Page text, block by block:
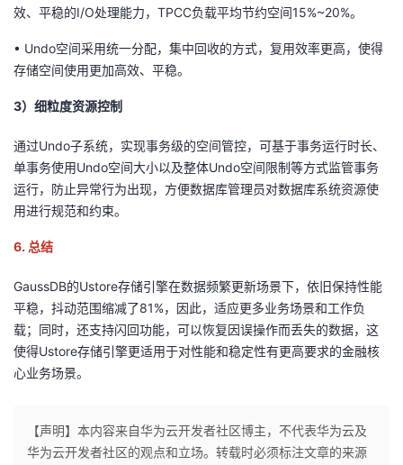
效、平稳的I/O处理能力，TPCC负载平均节约空间15%~20%。
• Undo空间采用统一分配，集中回收的方式，复用效率更高， 使得
存储空间使用更加高效、平稳。
3） 细粒度资源控制
通过Undo子系统，实现事务级的空间管控，可基于事务运行时长、
单事务使用Undo空间大小以及整体Undo空间限制等方式监管事务
运行，防止异常行为出现，方便数据库管理员对数据库系统资源使
用进行规范和约束。
6. 总结
GaussDB的Ustore存储引擎在数据频繁更新场景下，依旧保持性能
平稳，抖动范围缩减了81%，因此，适应更多业务场景和工作负
载；同时，还支持闪回功能，可以恢复因误操作而丢失的数据，这
使得Ustore存储引擎更适用于对性能和稳定性有更高要求的金融核
心业务场景。
【声明】本内容来自华为云开发者社区博主，不代表华为云及
华为云开发者社区的观点和立场。转载时必须标注文章的来源